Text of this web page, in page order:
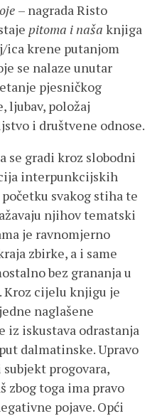
– nagrada Risto
pitoma i naša knjiga
ica krene putanjom
se nalaze unutar
pjesničkog
ljubav, položaj
i društvene odnose.
se gradi kroz slobodni
interpunkcijskih
svakog stiha te
njihov tematski
je ravnomjerno
zbirke, a i same
bez grananja u
cijelu knjigu je
naglašene
iskustava odrastanja
dalmatinske. Upravo
progovara,
zbog toga ima pravo
pojave. Opći